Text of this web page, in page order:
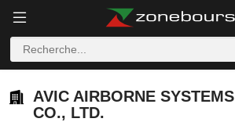
AVIC AIRBORNE SYSTEMS
CO., LTD.